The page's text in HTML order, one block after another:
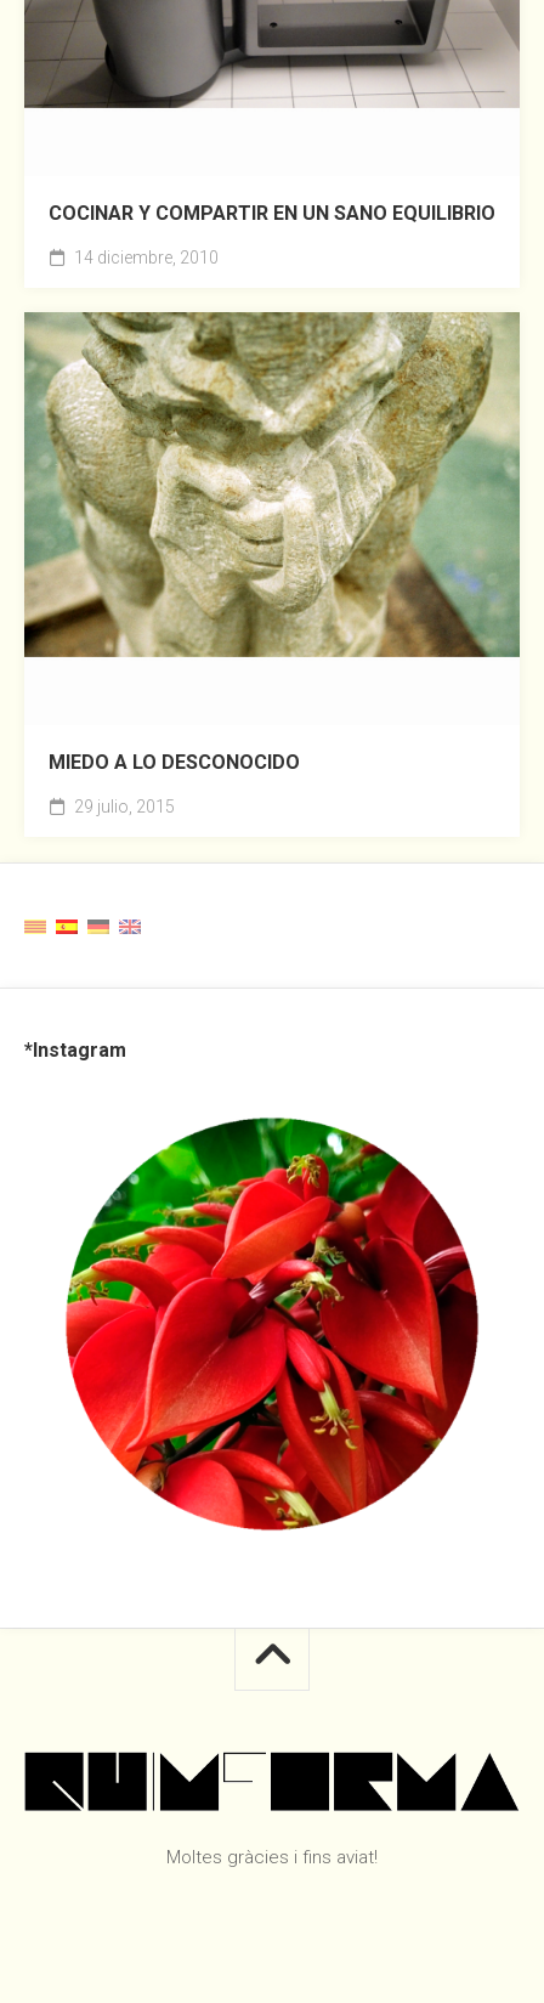
COCINAR Y COMPARTIR EN UN SANO EQUILIBRIO
14 diciembre, 2010
MIEDO A LO DESCONOCIDO
29 julio, 2015
*Instagram
Moltes gràcies i fins aviat!